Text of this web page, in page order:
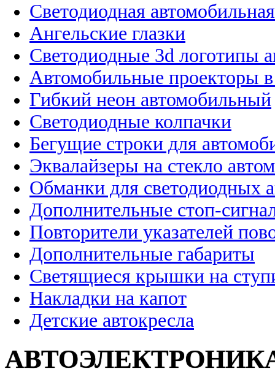
Светодиодная
Ангельские глазки
Светодиодные 3d логотипы
Автомобильные проекторы
Гибкий неон автомобильный
Светодиодные колпачки
Бегущие строки для
Эквалайзеры на стекло
Обманки для светодиодных
Дополнительные стоп-
Повторители указателей
Дополнительные габариты
Светящиеся крышки на
Накладки на капот
Детские автокресла